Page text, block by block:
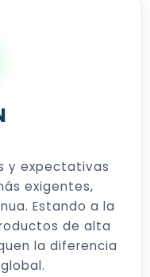
y expectativas
exigentes,
Estando a la
de alta
la diferencia